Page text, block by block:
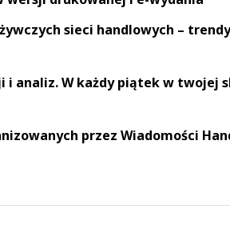
sieci handlowych –
analiz. W każdy piątek w twojej
przez Wiadomości